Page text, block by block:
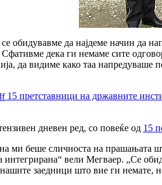
обидувавме да најдеме начин да
дека ги немаме сите
да видиме како таа напредуваше
15 претставници на државните
дневен ред, со повеќе од 15
ми беше сличноста на
интегрирана“ вели Мегваер. „Се
заедници што вие ги немате,